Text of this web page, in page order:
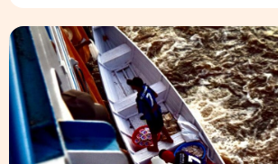
Mercado das Água